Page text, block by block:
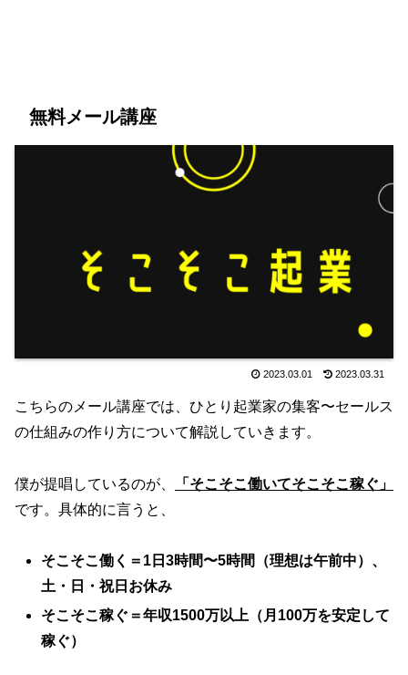
無料メール講座
2023.03.01 2023.03.31
こちらのメール講座では、ひとり起業家の集客〜セールス
の仕組みの作り方について解説していきます。
僕が提唱しているのが、
「そこそこ働いてそこそこ稼ぐ」
です。具体的に言うと、
そこそこ働く＝1日3時間〜5時間（理想は午前中）、
土・日・祝日お休み
そこそこ稼ぐ＝年収1500万以上（月100万を安定して
稼ぐ）